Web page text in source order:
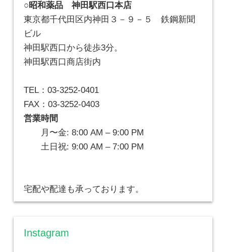
○昭和薬品 神田駅西口本店
東京都千代田区内神田３－９－５ 鉄鋼新聞
ビル
神田駅西口から徒歩3分。
神田駅西口商店街内
TEL：03-3252-0401
FAX：03-3252-0403
営業時間
月〜金: 8:00 AM – 9:00 PM
土日祝: 9:00 AM – 7:00 PM
宅配や配達も承っております。
Instagram